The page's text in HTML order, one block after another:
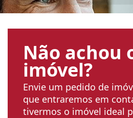
Não achou
imóvel?
Envie um pedido de
que entraremos em
tivermos o imóvel ideal